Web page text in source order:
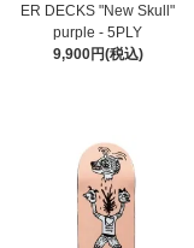
ER DECKS "New Skull"
purple - 5PLY
9,900円(税込)